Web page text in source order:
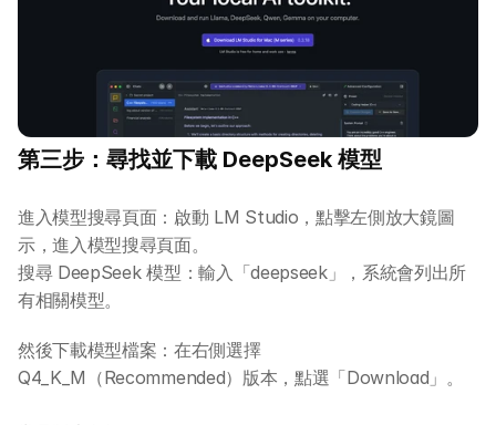
第三步：尋找並下載 DeepSeek 模型
進入模型搜尋頁面：啟動 LM Studio，點擊左側放大鏡圖
示，進入模型搜尋頁面。
搜尋 DeepSeek 模型：輸入「deepseek」，系統會列出所
有相關模型。
然後下載模型檔案：在右側選擇
Q4_K_M（Recommended）版本，點選「Download」。